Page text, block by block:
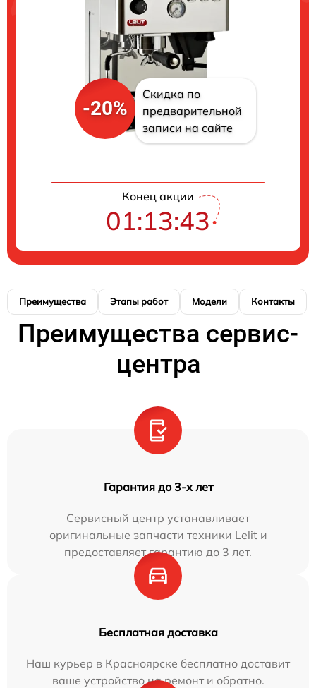
-20%
Скидка по
предварительной
записи на сайте
Конец акции
01:13:43
Преимущества Этапы работ Модели Контакты
Преимущества сервис-
центра
Гарантия до 3-х лет
Сервисный центр устанавливает
оригинальные запчасти техники Lelit и
предоставляет гарантию до 3 лет.
Бесплатная доставка
Наш курьер в Красноярске бесплатно доставит
ваше устройство на ремонт и обратно.